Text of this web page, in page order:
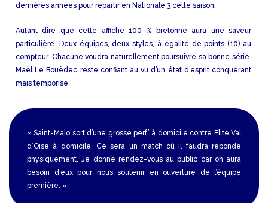
dernières années pour repartir en Nationale 3 cette saison.
Autant dire que cette affiche 100 % bretonne aura une saveur
particulière. Deux équipes, deux styles, à égalité de points (10) au
compteur. Chacune voudra naturellement poursuivre sa bonne série.
Maël Le Bouëdec reste confiant au vu d’un état d’esprit conquérant
mais temporise :
« Saint-Malo sort d’une grosse perf’ à domicile contre Élite Val
d’Oise à domicile. Ce sera un match où il faudra réponde
physiquement. Je donne rendez-vous au public car on aura
besoin d’eux pour nous soutenir en ouverture de l’équipe
première. »